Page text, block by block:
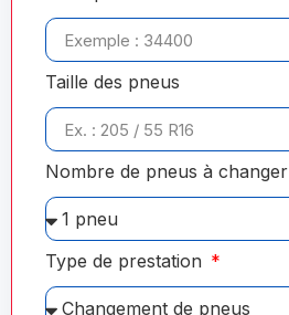
Taille des pneus
Nombre de pneus à changer
Type de prestation